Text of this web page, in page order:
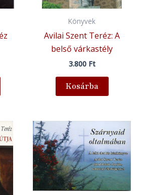
Könyvek
Avilai Szent Teréz: A
belső várkastély
3.800 Ft
Kosárba